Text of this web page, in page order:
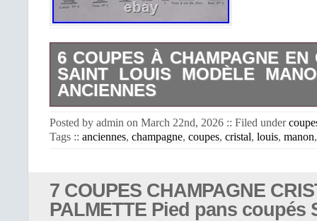
6 COUPES À CHAMPAGNE EN
SAINT LOUIS MODÈLE
ANCIENNES
modèle MANON H 12 Cm
EMPIRE, décor tournant gravé de
plomb voir les photos. Non signées
Les différentes photos complètent le
de les regarder attentivement.
Posted by admin on March 22nd, 2026 :: Filed under
Tags :: anciennes, champagne, coupes, cristal, louis, manon
7 COUPES CHAMPAGNE
PALMETTE Pied pans coupés